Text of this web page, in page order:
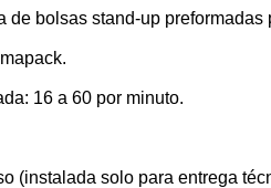
de bolsas stand-up preformadas
16 a 60 por minuto.
(instalada solo para entrega